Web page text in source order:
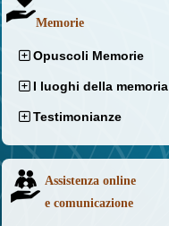
Memorie
Opuscoli Memorie
I luoghi della memoria
Testimonianze
Assistenza online
e comunicazione